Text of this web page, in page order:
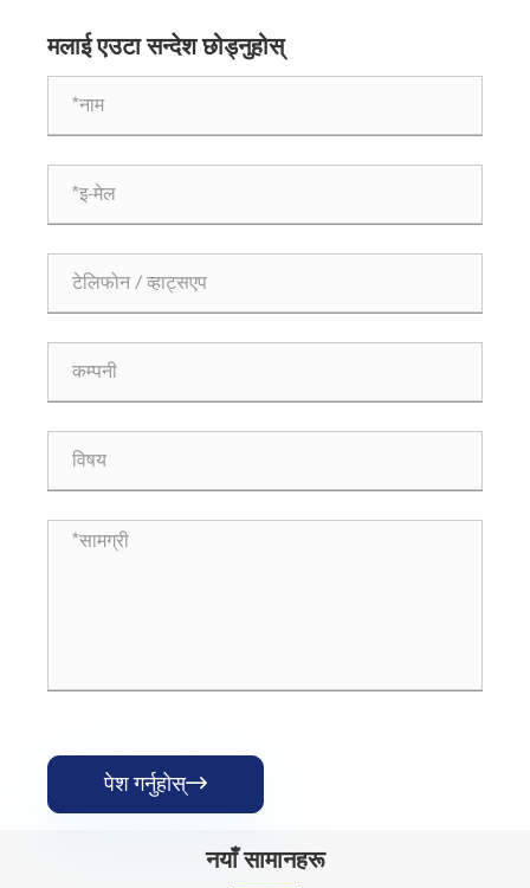
मलाई एउटा सन्देश छोड्नुहोस्
पेश गर्नुहोस्
नयाँ सामानहरू